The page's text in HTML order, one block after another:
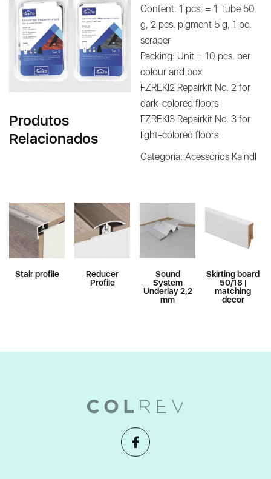
Content: 1 pcs. = 1 Tube 50
g, 2 pcs. pigment 5 g, 1 pc.
scraper
Packing: Unit = 10 pcs. per
colour and box
FZREKI2 Repairkit No. 2 for
dark-colored floors
FZREKI3 Repairkit No. 3 for
light-colored floors
Categoria:Acessórios Kaindl
Produtos
Relacionados
Stair profile
Reducer
Profile
Sound
System
Underlay 2,2
mm
Skirting board
50/18 |
matching
decor